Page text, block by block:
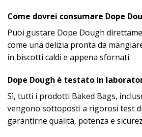
Come dovrei consumare Dope
Puoi gustare Dope Dough
come una delizia pronta da
in biscotti caldi e appena sfornati.​
Dope Dough è testato in
Sì, tutti i prodotti Baked Bags,
vengono sottoposti a rigorosi test
garantirne qualità, potenza e